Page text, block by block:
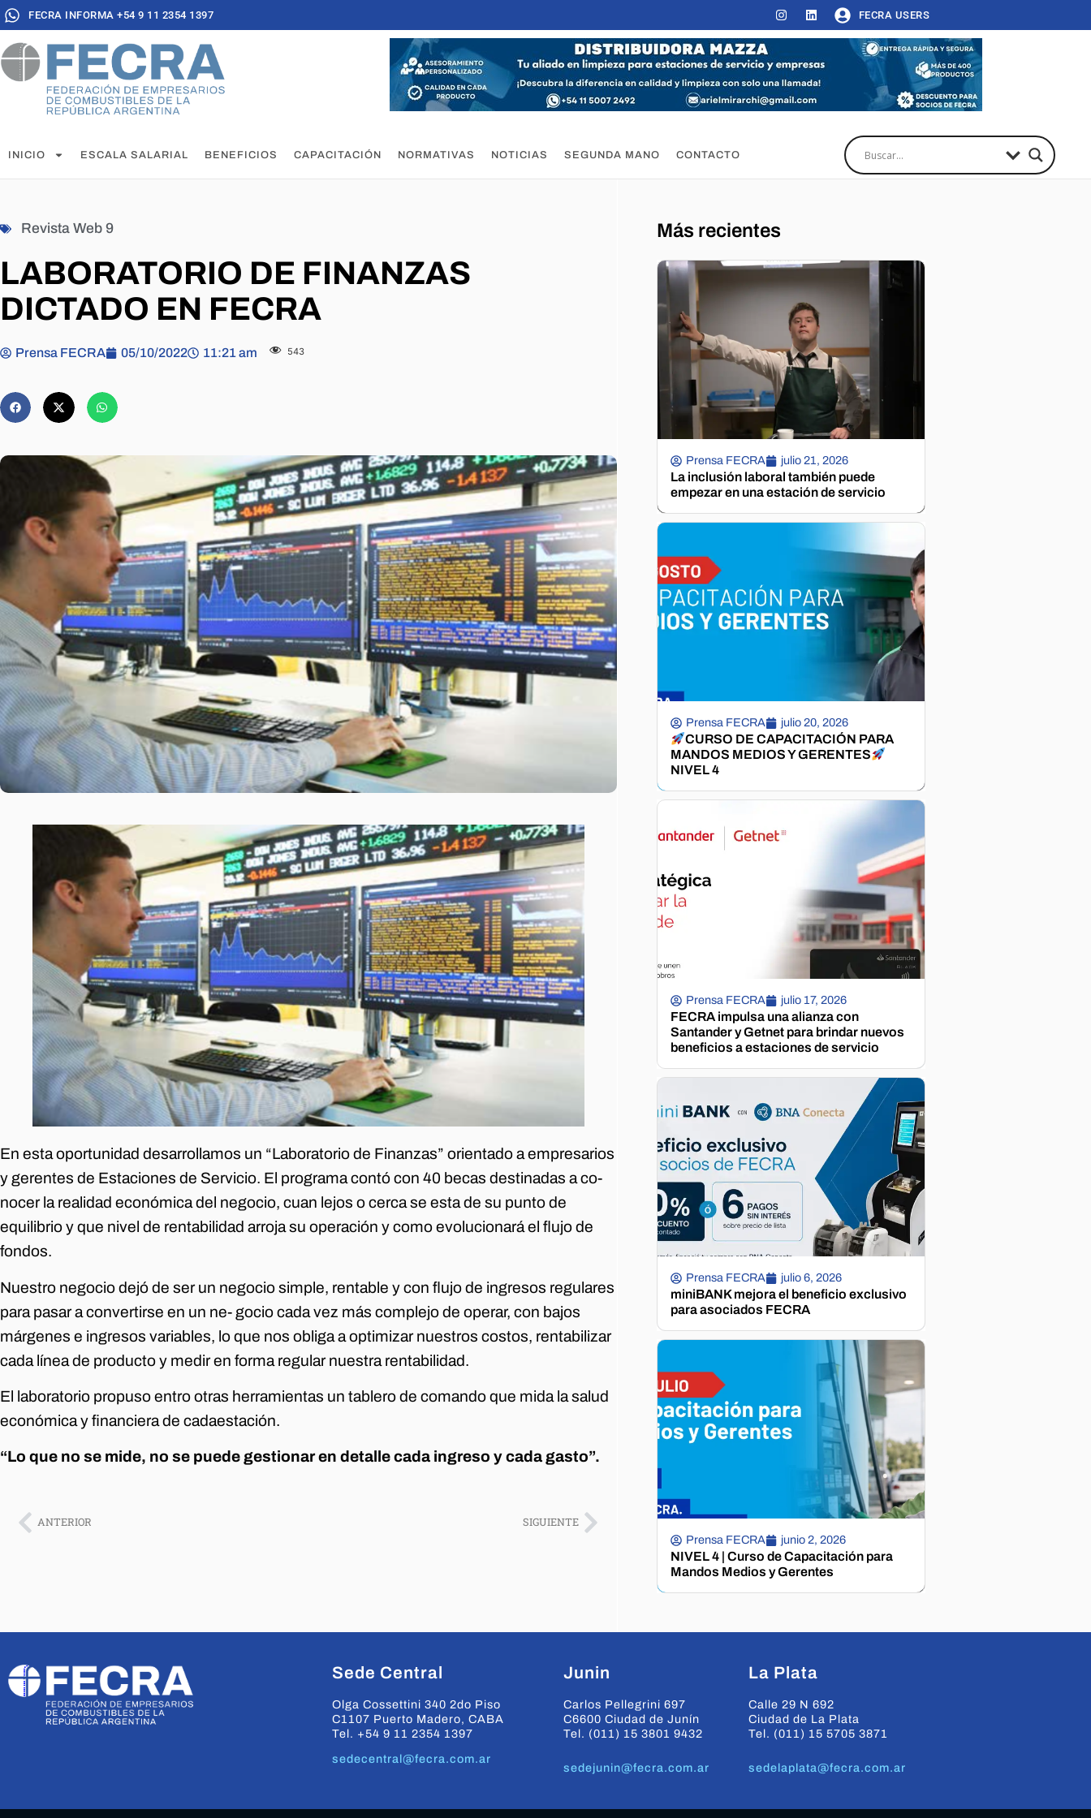
FECRA INFORMA +54 9 11 2354 1397 FECRA USERS
INICIO ESCALA SALARIAL BENEFICIOS CAPACITACIÓN NORMATIVAS NOTICIAS SEGUNDA MANO CONTACTO
Revista Web 9
LABORATORIO DE FINANZAS
DICTADO EN FECRA
Prensa FECRA 05/10/2022 11:21 am 543
En esta oportunidad desarrollamos un “Laboratorio de Finanzas” orientado a empresarios
y gerentes de Estaciones de Servicio. El programa contó con 40 becas destinadas a co-
nocer la realidad económica del negocio, cuan lejos o cerca se esta de su punto de
equilibrio y que nivel de rentabilidad arroja su operación y como evolucionará el flujo de
fondos.
Nuestro negocio dejó de ser un negocio simple, rentable y con flujo de ingresos regulares
para pasar a convertirse en un ne- gocio cada vez más complejo de operar, con bajos
márgenes e ingresos variables, lo que nos obliga a optimizar nuestros costos, rentabilizar
cada línea de producto y medir en forma regular nuestra rentabilidad.
El laboratorio propuso entro otras herramientas un tablero de comando que mida la salud
económica y financiera de cadaestación.
“Lo que no se mide, no se puede gestionar en detalle cada ingreso y cada gasto”.
ANTERIOR SIGUIENTE
Más recientes
Prensa FECRA julio 21, 2026
La inclusión laboral también puede
empezar en una estación de servicio
Prensa FECRA julio 20, 2026
CURSO DE CAPACITACIÓN PARA
MANDOS MEDIOS Y GERENTES
NIVEL 4
Prensa FECRA julio 17, 2026
FECRA impulsa una alianza con
Santander y Getnet para brindar nuevos
beneficios a estaciones de servicio
Prensa FECRA julio 6, 2026
miniBANK mejora el beneficio exclusivo
para asociados FECRA
Prensa FECRA junio 2, 2026
NIVEL 4 | Curso de Capacitación para
Mandos Medios y Gerentes
Sede Central
Olga Cossettini 340 2do Piso
C1107 Puerto Madero, CABA
Tel. +54 9 11 2354 1397
sedecentral@fecra.com.ar
Junin
Carlos Pellegrini 697
C6600 Ciudad de Junín
Tel. (011) 15 3801 9432
sedejunin@fecra.com.ar
La Plata
Calle 29 N 692
Ciudad de La Plata
Tel. (011) 15 5705 3871
sedelaplata@fecra.com.ar